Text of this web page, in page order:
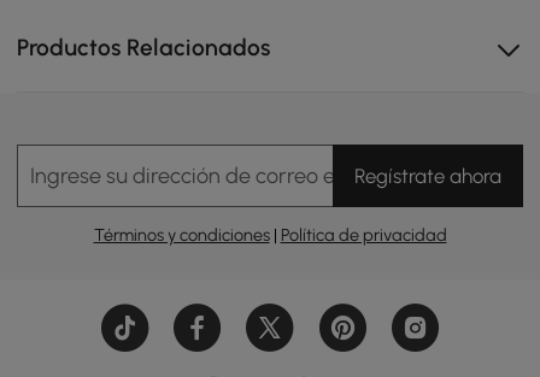
Productos Relacionados
Ingrese su dirección de correo electrónicoRegístrate ahora
Términos y condiciones| Política de privacidad